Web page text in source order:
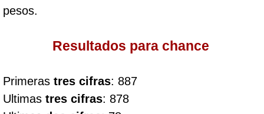
Chontico Día
Chontico Noche
Culona día
pesos.
Resultados para chance
Primeras tres cifras: 887
Ultimas tres cifras: 878